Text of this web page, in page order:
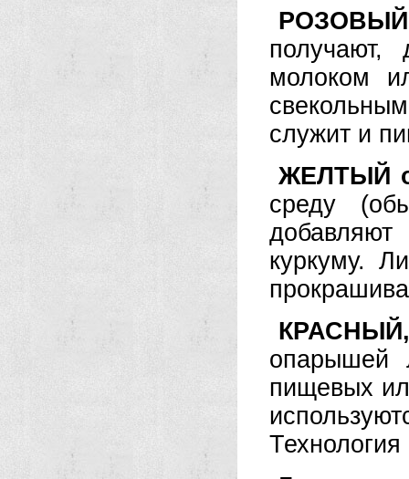
получают,
молоком
служит и
ЖЕЛТЫЙ
среду
куркуму.
опарышей
пищевых
Технология